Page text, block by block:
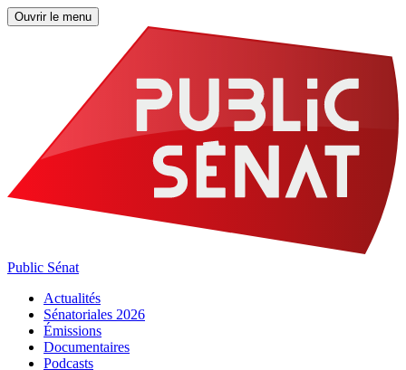
Ouvrir le menu
Public Sénat
Actualités
Sénatoriales 2026
Émissions
Documentaires
Podcasts